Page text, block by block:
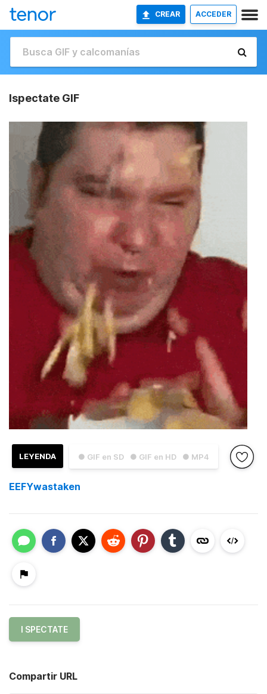
CREAR ACCEDER
Ispectate GIF
● GIF en SD ● GIF en HD ● MP4
LEYENDA
EEFYwastaken
I SPECTATE
Compartir URL